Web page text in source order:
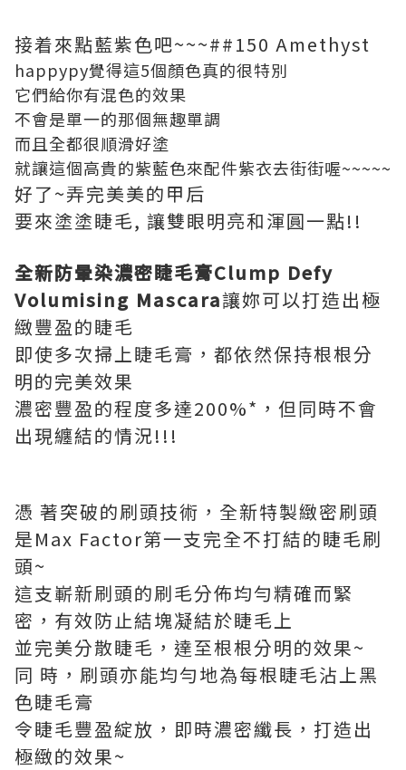
接着來點藍紫色吧~~~##150 Amethyst
happypy覺得這5個顏色真的很特別
它們給你有混色的效果
不會是單一的那個無趣單調
而且全都很順滑好塗
就讓這個高貴的紫藍色來配件紫衣去街街喔~~~~~
好了~弄完美美的甲后
要來塗塗睫毛, 讓雙眼明亮和渾圓一點!!
全新防暈染濃密睫毛膏Clump Defy
Volumising Mascara讓妳可以打造出極
緻豐盈的睫毛
即使多次掃上睫毛膏，都依然保持根根分
明的完美效果
濃密豐盈的程度多達200%*，但同時不會
出現纏結的情況!!!
憑 著突破的刷頭技術，全新特製緻密刷頭
是Max Factor第一支完全不打結的睫毛刷
頭~
這支嶄新刷頭的刷毛分佈均勻精確而緊
密，有效防止結塊凝結於睫毛上
並完美分散睫毛，達至根根分明的效果~
同 時，刷頭亦能均勻地為每根睫毛沾上黑
色睫毛膏
令睫毛豐盈綻放，即時濃密纖長，打造出
極緻的效果~